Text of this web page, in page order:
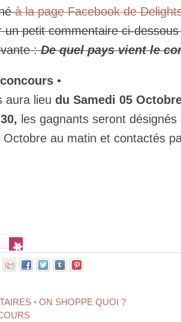
à la page Facebook de
un petit commentaire ci-
:Dequel pays vient le
•
aura lieu du Samedi 05
les gagnants seront
Octobre au matin et contactés
• ON SHOPPE QUOI ?